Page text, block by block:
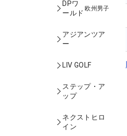
DPワ
ールド
欧州男子
アジアンツア
ー
LIV GOLF
ステップ・ア
ップ
ネクストヒロ
イン